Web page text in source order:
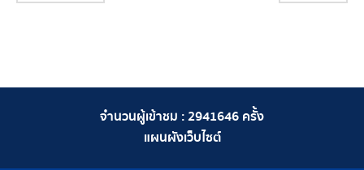
จำนวนผู้เข้าชม :2941646 ครั้ง
แผนผังเว็บไซต์